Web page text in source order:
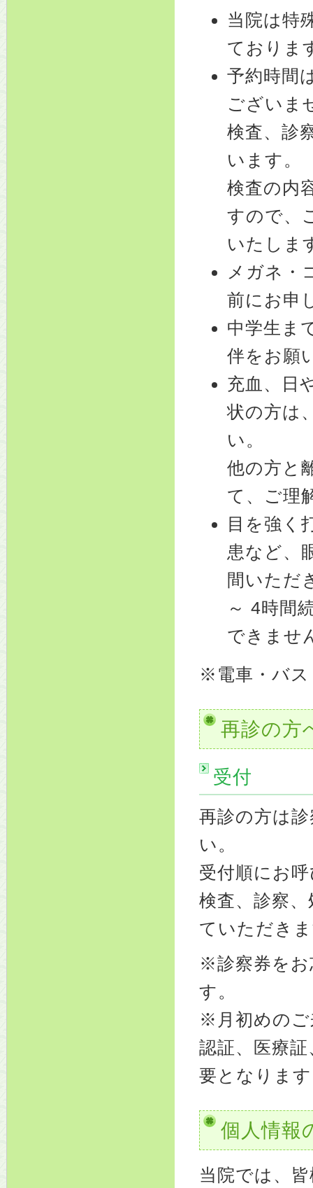
当院は特
ておりま
予約時間
ございま
検査、診
います。
検査の内
すので、
いたしま
メガネ・
前にお申
中学生ま
伴をお願
充血、日
状の方は
い。
他の方と
て、ご理
目を強く
患など、
間いただ
～ 4時間
できませ
※電車・バス
再診の方
受付
再診の方は
い。
受付順にお
検査、診察
ていただき
※診察券をお
す。
※月初めのご
認証、医療
要となりま
個人情報
当院では、